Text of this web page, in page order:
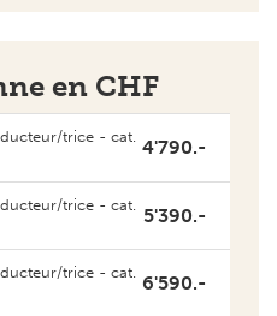
en CHF
trice - cat. 4'790.-
trice - cat.
5'390.-
trice - cat. 6'590.-